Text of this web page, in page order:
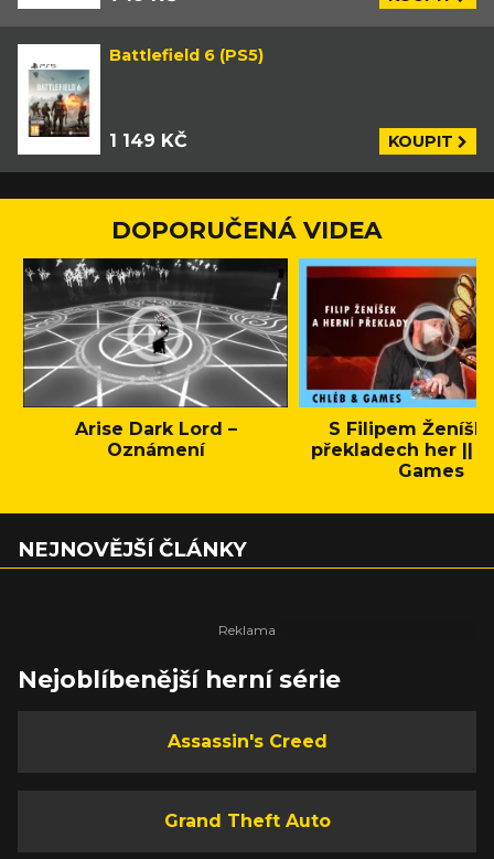
Battlefield 6 (PS5)
1 149 KČ KOUPIT
DOPORUČENÁ VIDEA
Arise Dark Lord –
Oznámení
S Filipem
překladech her ||
Games
NEJNOVĚJŠÍ ČLÁNKY
Nejoblíbenější herní série
Assassin's Creed
Grand Theft Auto